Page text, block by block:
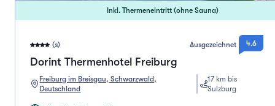
Inkl. Thermeneintritt (ohne Sauna)
(s) Ausgezeichnet 4.6
Dorint Thermenhotel Freiburg
Freiburg im Breisgau, Schwarzwald,
Deutschland
17 km bis
Sulzburg